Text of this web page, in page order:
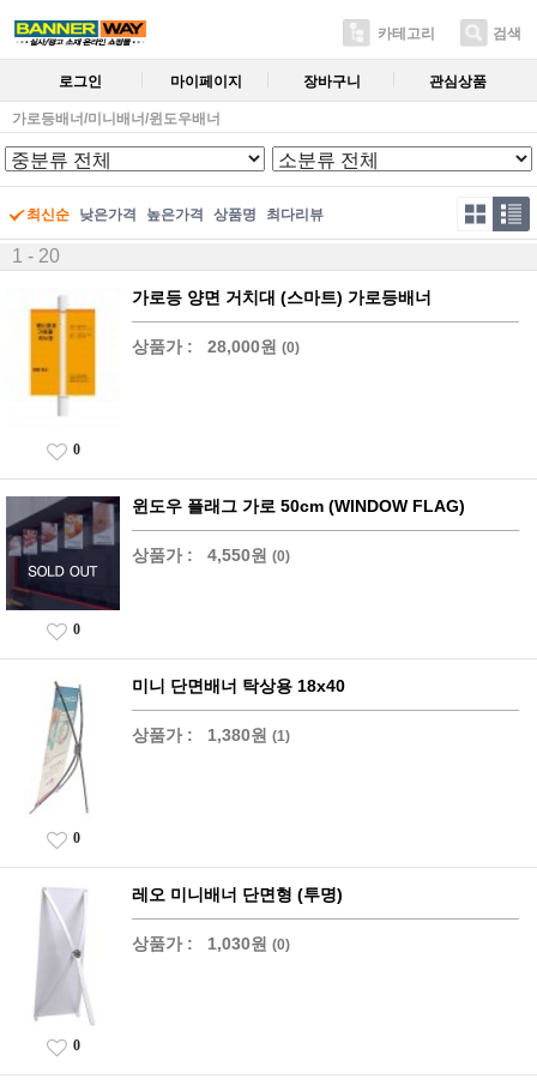
카테고리 검색
로그인 마이페이지 장바구니 관심상품
가로등배너/미니배너/윈도우배너
최신순 낮은가격 높은가격 상품명 최다리뷰
1 - 20
가로등 양면 거치대 (스마트) 가로등배너
상품가 : 28,000원 (0)
0
윈도우 플래그 가로 50cm (WINDOW FLAG)
상품가 : 4,550원 (0)
0
미니 단면배너 탁상용 18x40
상품가 : 1,380원 (1)
0
레오 미니배너 단면형 (투명)
상품가 : 1,030원 (0)
0